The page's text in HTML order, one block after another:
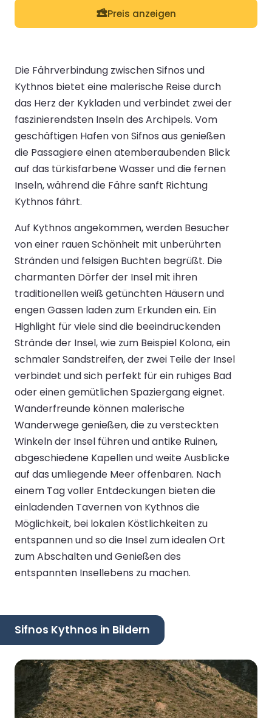
Preis anzeigen
Die Fährverbindung zwischen Sifnos und
Kythnos bietet eine malerische Reise durch
das Herz der Kykladen und verbindet zwei der
faszinierendsten Inseln des Archipels. Vom
geschäftigen Hafen von Sifnos aus genießen
die Passagiere einen atemberaubenden Blick
auf das türkisfarbene Wasser und die fernen
Inseln, während die Fähre sanft Richtung
Kythnos fährt.
Auf Kythnos angekommen, werden Besucher
von einer rauen Schönheit mit unberührten
Stränden und felsigen Buchten begrüßt. Die
charmanten Dörfer der Insel mit ihren
traditionellen weiß getünchten Häusern und
engen Gassen laden zum Erkunden ein. Ein
Highlight für viele sind die beeindruckenden
Strände der Insel, wie zum Beispiel Kolona, ein
schmaler Sandstreifen, der zwei Teile der Insel
verbindet und sich perfekt für ein ruhiges Bad
oder einen gemütlichen Spaziergang eignet.
Wanderfreunde können malerische
Wanderwege genießen, die zu versteckten
Winkeln der Insel führen und antike Ruinen,
abgeschiedene Kapellen und weite Ausblicke
auf das umliegende Meer offenbaren. Nach
einem Tag voller Entdeckungen bieten die
einladenden Tavernen von Kythnos die
Möglichkeit, bei lokalen Köstlichkeiten zu
entspannen und so die Insel zum idealen Ort
zum Abschalten und Genießen des
entspannten Insellebens zu machen.
Sifnos Kythnos in Bildern